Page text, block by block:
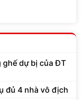
ghế dự bị của ĐT
đủ 4 nhà vô địch